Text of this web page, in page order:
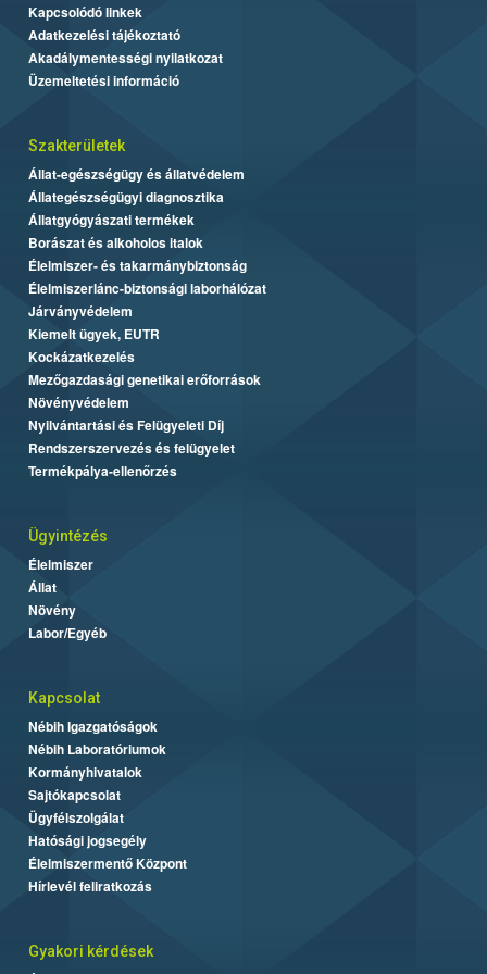
Kapcsolódó linkek
Adatkezelési tájékoztató
Akadálymentességi nyilatkozat
Üzemeltetési információ
Szakterületek
Állat-egészségügy és állatvédelem
Állategészségügyi diagnosztika
Állatgyógyászati termékek
Borászat és alkoholos italok
Élelmiszer- és takarmánybiztonság
Élelmiszerlánc-biztonsági laborhálózat
Járványvédelem
Kiemelt ügyek, EUTR
Kockázatkezelés
Mezőgazdasági genetikai erőforrások
Növényvédelem
Nyilvántartási és Felügyeleti Díj
Rendszerszervezés és felügyelet
Termékpálya-ellenőrzés
Ügyintézés
Élelmiszer
Állat
Növény
Labor/Egyéb
Kapcsolat
Nébih Igazgatóságok
Nébih Laboratóriumok
Kormányhivatalok
Sajtókapcsolat
Ügyfélszolgálat
Hatósági jogsegély
Élelmiszermentő Központ
Hírlevél feliratkozás
Gyakori kérdések